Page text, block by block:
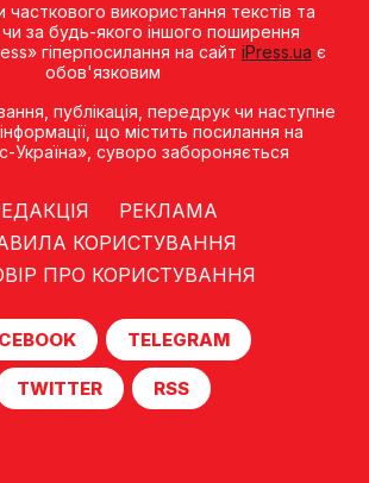
часткового використання текстів та
за будь-якого іншого поширення
гіперпосилання на сайт iPress.ua є
обов'язковим
публiкацiя, передрук чи наступне
що мiстить посилання на
Україна», суворо забороняється
РЕКЛАМА
КОРИСТУВАННЯ
ПРО КОРИСТУВАННЯ
TELEGRAM
TWITTER RSS